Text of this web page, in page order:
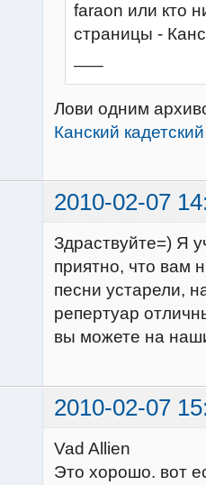
faraon или кто
страницы -
Лови одним
Канский
2010-02-07
Здраствуйте=) Я
приятно, что вам
песни устарели,
репертуар
вы можете на
2010-02-07
Vad Allien
Это хорошо. вот